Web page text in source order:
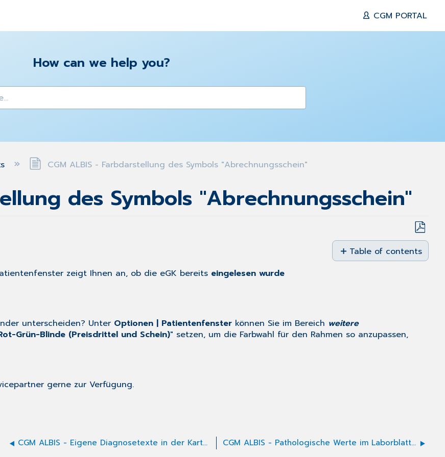
CGM PORTAL
How can we help you?
CGM ALBIS - Farbdarstellung des Symbols "Abrechnungsschein"
des Symbols "Abrechnungsschein"
Save
as
PDF
Table of contents
zeigt Ihnen an, ob die eGK bereits eingelesen wurde
unterscheiden? Unter Optionen | Patientenfenster können Sie im Bereich weitere
Grün-Blinde (Preisdrittel und Schein)" setzen, um die Farbwahl für den Rahmen so anzupassen,
gerne zur Verfügung.
CGM ALBIS - Eigene Diagnosetexte in der Karteikarte verwenden CGM ALBIS - Pathologische Werte im Laborblatt farbig darstellen